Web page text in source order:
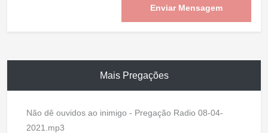
Enviar Mensagem
Mais Pregações
Não dê ouvidos ao inimigo - Pregação Radio 08-04-
2021.mp3